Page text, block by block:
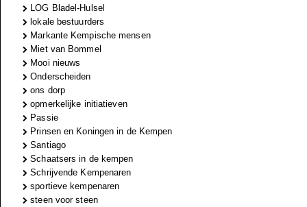
LOG Bladel-Hulsel
lokale bestuurders
Markante Kempische mensen
Miet van Bommel
Mooi nieuws
Onderscheiden
ons dorp
opmerkelijke initiatieven
Passie
Prinsen en Koningen in de Kempen
Santiago
Schaatsers in de kempen
Schrijvende Kempenaren
sportieve kempenaren
steen voor steen